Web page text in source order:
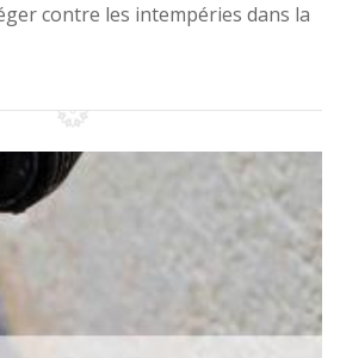
contre les intempéries dans la